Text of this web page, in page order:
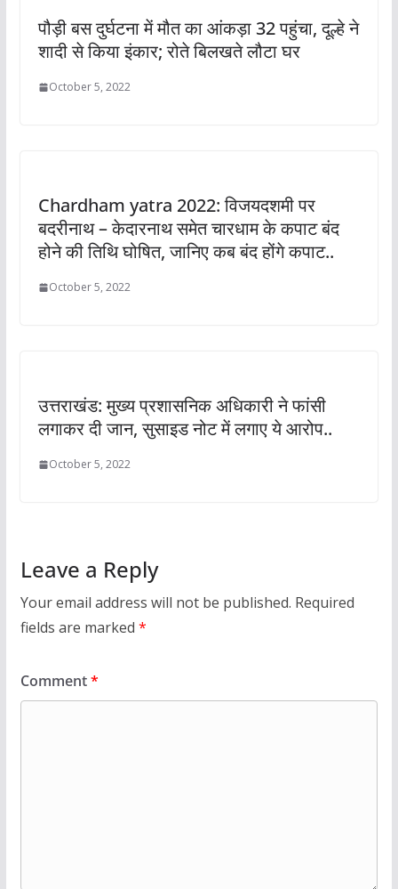
पौड़ी बस दुर्घटना में मौत का आंकड़ा 32 पहुंचा, दूल्हे ने
शादी से किया इंकार; रोते बिलखते लौटा घर
October 5, 2022
Chardham yatra 2022: विजयदशमी पर
बदरीनाथ – केदारनाथ समेत चारधाम के कपाट बंद
होने की तिथि घोषित, जानिए कब बंद होंगे कपाट..
October 5, 2022
उत्तराखंड: मुख्य प्रशासनिक अधिकारी ने फांसी
लगाकर दी जान, सुसाइड नोट में लगाए ये आरोप..
October 5, 2022
Leave a Reply
Your email address will not be published. Required
fields are marked *
Comment*